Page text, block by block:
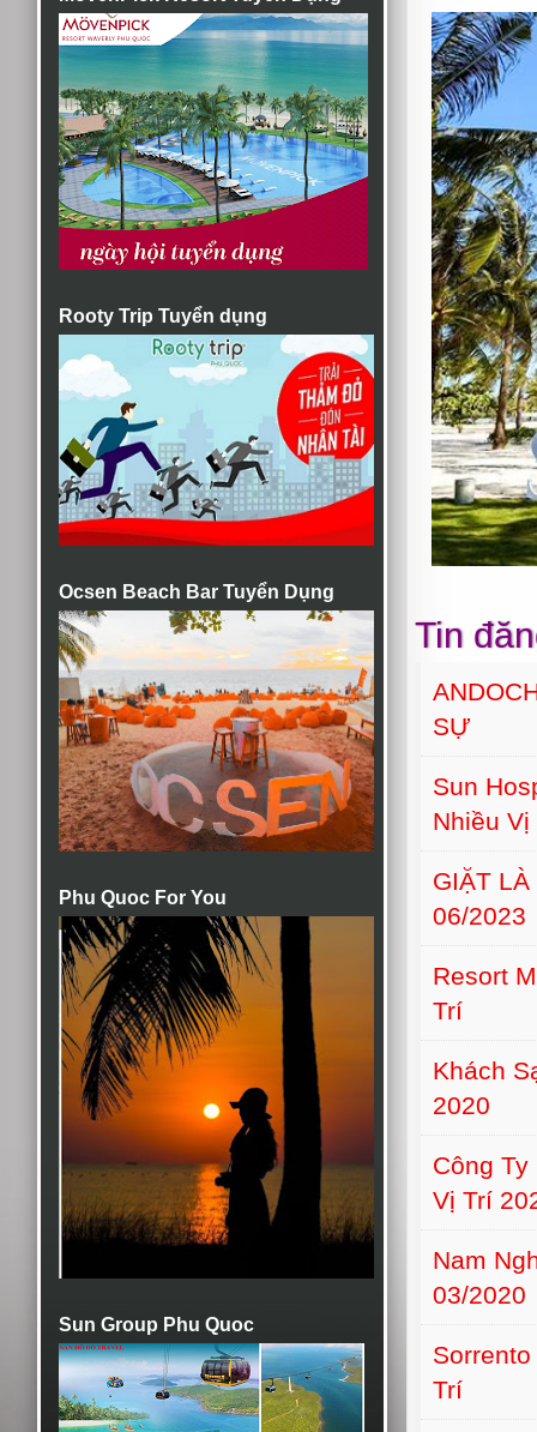
Rooty Trip Tuyển dụng
Ocsen Beach Bar Tuyển Dụng
Phu Quoc For You
Sun Group Phu Quoc
Tin
SỰ
Sun
Nhiều Vị
GIẶT
06/2023
Resort
Trí
Khách
2020
Công
Vị Trí
Nam
03/2020
Trí